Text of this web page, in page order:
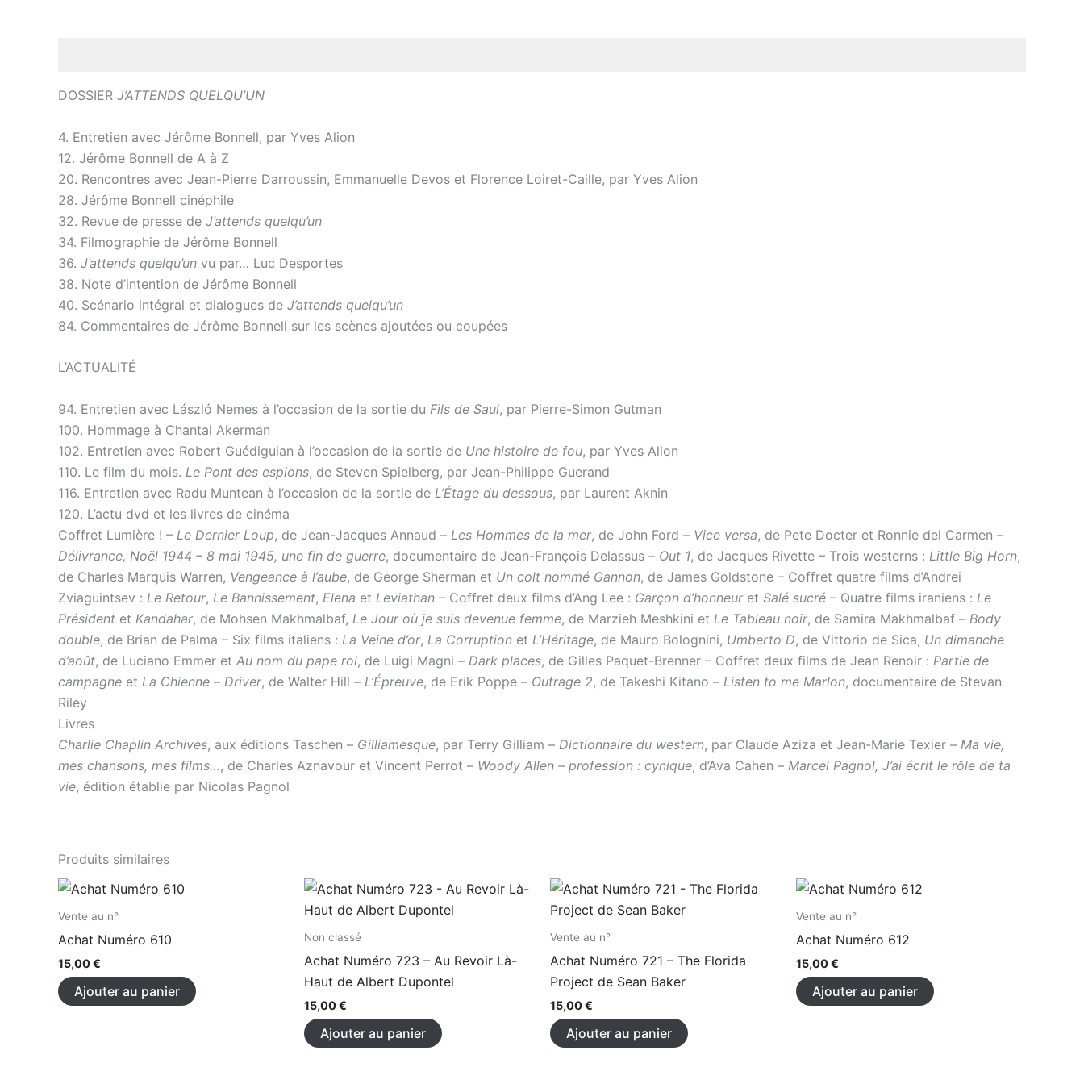
DOSSIER J’ATTENDS QUELQU’UN
4. Entretien avec Jérôme Bonnell, par Yves Alion
12. Jérôme Bonnell de A à Z
20. Rencontres avec Jean-Pierre Darroussin, Emmanuelle Devos et Florence Loiret-Caille, par Yves Alion
28. Jérôme Bonnell cinéphile
32. Revue de presse de J’attends quelqu’un
34. Filmographie de Jérôme Bonnell
36. J’attends quelqu’un vu par… Luc Desportes
38. Note d’intention de Jérôme Bonnell
40. Scénario intégral et dialogues de J’attends quelqu’un
84. Commentaires de Jérôme Bonnell sur les scènes ajoutées ou coupées
L’ACTUALITÉ
94. Entretien avec László Nemes à l’occasion de la sortie du Fils de Saul, par Pierre-Simon Gutman
100. Hommage à Chantal Akerman
102. Entretien avec Robert Guédiguian à l’occasion de la sortie de Une histoire de fou, par Yves Alion
110. Le film du mois. Le Pont des espions, de Steven Spielberg, par Jean-Philippe Guerand
116. Entretien avec Radu Muntean à l’occasion de la sortie de L’Étage du dessous, par Laurent Aknin
120. L’actu dvd et les livres de cinéma
Coffret Lumière ! – Le Dernier Loup, de Jean-Jacques Annaud – Les Hommes de la mer, de John Ford – Vice versa, de Pete Docter et Ronnie del Carmen –
Délivrance, Noël 1944 – 8 mai 1945, une fin de guerre, documentaire de Jean-François Delassus – Out 1, de Jacques Rivette – Trois westerns : Little Big Horn,
de Charles Marquis Warren, Vengeance à l’aube, de George Sherman et Un colt nommé Gannon, de James Goldstone – Coffret quatre films d’Andrei
Zviaguintsev : Le Retour, Le Bannissement, Elena et Leviathan – Coffret deux films d’Ang Lee : Garçon d’honneuret Salé sucré – Quatre films iraniens : Le
Président et Kandahar, de Mohsen Makhmalbaf, Le Jour où je suis devenue femme, de Marzieh Meshkini et Le Tableau noir, de Samira Makhmalbaf – Body
double, de Brian de Palma – Six films italiens : La Veine d’or, La Corruption et L’Héritage, de Mauro Bolognini, Umberto D, de Vittorio de Sica, Un dimanche
d’août, de Luciano Emmer et Au nom du pape roi, de Luigi Magni – Dark places, de Gilles Paquet-Brenner – Coffret deux films de Jean Renoir : Partie de
campagne et La Chienne – Driver, de Walter Hill – L’Épreuve, de Erik Poppe – Outrage 2, de Takeshi Kitano – Listen to me Marlon, documentaire de Stevan
Riley
Livres
Charlie Chaplin Archives, aux éditions Taschen – Gilliamesque, par Terry Gilliam – Dictionnaire du western, par Claude Aziza et Jean-Marie Texier – Ma vie,
mes chansons, mes films…, de Charles Aznavour et Vincent Perrot – Woody Allen – profession : cynique, d’Ava Cahen – Marcel Pagnol, J’ai écrit le rôle de ta
vie, édition établie par Nicolas Pagnol
Produits similaires
Vente au n°
Achat Numéro 610
15,00€
Ajouter au panier
Non classé
Achat Numéro 723 – Au Revoir Là-
Haut de Albert Dupontel
15,00€
Ajouter au panier
Vente au n°
Achat Numéro 721 – The Florida
Project de Sean Baker
15,00€
Ajouter au panier
Vente au n°
Achat Numéro 612
15,00€
Ajouter au panier